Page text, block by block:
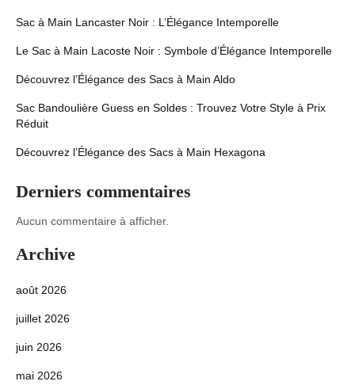
Sac à Main Lancaster Noir : L’Élégance Intemporelle
Le Sac à Main Lacoste Noir : Symbole d’Élégance Intemporelle
Découvrez l’Élégance des Sacs à Main Aldo
Sac Bandoulière Guess en Soldes : Trouvez Votre Style à Prix
Réduit
Découvrez l’Élégance des Sacs à Main Hexagona
Derniers commentaires
Aucun commentaire à afficher.
Archive
août 2026
juillet 2026
juin 2026
mai 2026